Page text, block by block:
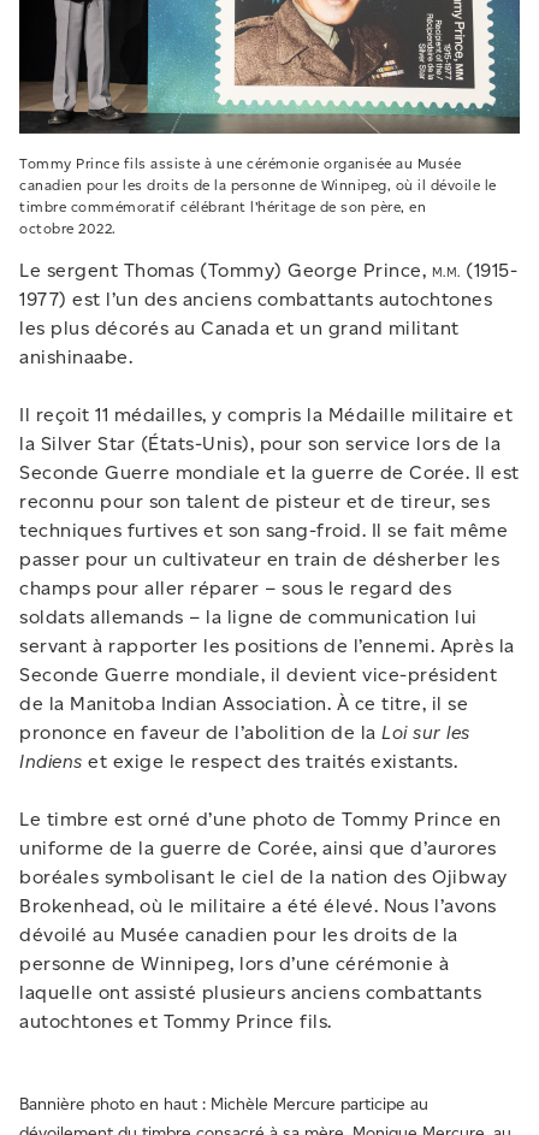
Tommy Prince fils assiste à une cérémonie organisée au Musée
canadien pour les droits de la personne de Winnipeg, où il dévoile le
timbre commémoratif célébrant l’héritage de son père, en
octobre 2022.
Le sergent Thomas (Tommy) George Prince, M.M. (1915-
1977) est l’un des anciens combattants autochtones
les plus décorés au Canada et un grand militant
anishinaabe.
Il reçoit 11 médailles, y compris la Médaille militaire et
la Silver Star (États-Unis), pour son service lors de la
Seconde Guerre mondiale et la guerre de Corée. Il est
reconnu pour son talent de pisteur et de tireur, ses
techniques furtives et son sang-froid. Il se fait même
passer pour un cultivateur en train de désherber les
champs pour aller réparer – sous le regard des
soldats allemands – la ligne de communication lui
servant à rapporter les positions de l’ennemi. Après la
Seconde Guerre mondiale, il devient vice-président
de la Manitoba Indian Association. À ce titre, il se
prononce en faveur de l’abolition de la Loi sur les
Indiens et exige le respect des traités existants.
Le timbre est orné d’une photo de Tommy Prince en
uniforme de la guerre de Corée, ainsi que d’aurores
boréales symbolisant le ciel de la nation des Ojibway
Brokenhead, où le militaire a été élevé. Nous l’avons
dévoilé au Musée canadien pour les droits de la
personne de Winnipeg, lors d’une cérémonie à
laquelle ont assisté plusieurs anciens combattants
autochtones et Tommy Prince fils.
Bannière photo en haut : Michèle Mercure participe au